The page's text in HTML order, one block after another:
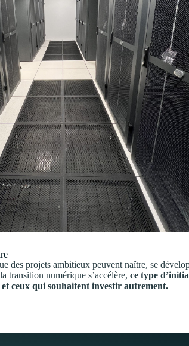
des projets ambitieux peuvent naître, se
transition numérique s’accélère,ce type
et ceux qui souhaitent investir autrement.